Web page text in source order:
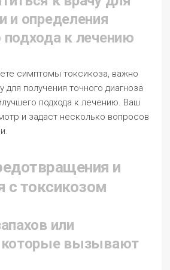
и определения
подхода к лечению
симптомы токсикоза, важно
для получения точного диагноза
подхода к лечению. Ваш
и задаст несколько вопросов
и
с токсикозом
или
которые вызывают